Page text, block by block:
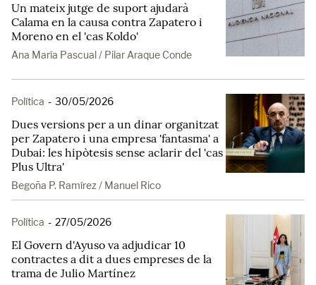
Un mateix jutge de suport ajudarà
Calama en la causa contra Zapatero i
Moreno en el 'cas Koldo'
Ana María Pascual / Pilar Araque Conde
Política - 30/05/2026
Dues versions per a un dinar organitzat
per Zapatero i una empresa 'fantasma' a
Dubai: les hipòtesis sense aclarir del 'cas
Plus Ultra'
Begoña P. Ramírez / Manuel Rico
Política - 27/05/2026
El Govern d'Ayuso va adjudicar 10
contractes a dit a dues empreses de la
trama de Julio Martínez